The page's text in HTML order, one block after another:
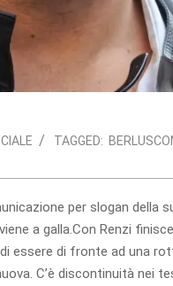
TAGGED:
per slo­gan della
a galla.Con Renzi
essere di fronte ad una
C’è discon­ti­nuità nei